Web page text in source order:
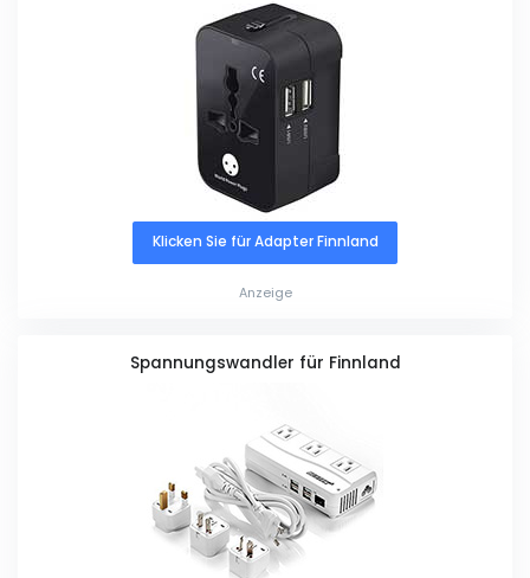
Klicken Sie für Adapter Finnland
Anzeige
Spannungswandler für Finnland